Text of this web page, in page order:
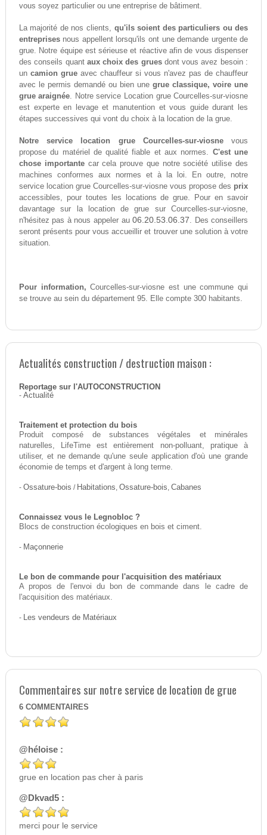
vous soyez particulier ou une entreprise de bâtiment.
La majorité de nos clients, qu'ils soient des particuliers ou des
entreprisesnous appellent lorsqu'ils ont une demande urgente de
grue. Notre équipe est sérieuse et réactive afin de vous dispenser
des conseils quant aux choix des gruesdont vous avez besoin :
un camion grueavec chauffeur si vous n'avez pas de chauffeur
avec le permis demandé ou bien unegrue classique, voire une
grue araignée. Notre service Location grue Courcelles-sur-viosne
est experte en levage et manutention et vous guide durant les
étapes successives qui vont du choix à la location de la grue.
Notre service location grue Courcelles-sur-viosnevous
propose du matériel de qualité fiable et aux normes. C'est une
chose importantecar cela prouve que notre société utilise des
machines conformes aux normes et à la loi. En outre, notre
service location grue Courcelles-sur-viosne vous propose des prix
accessibles, pour toutes les locations de grue. Pour en savoir
davantage sur la location de grue sur Courcelles-sur-viosne,
n'hésitez pas à nous appeler au06.20.53.06.37. Des conseillers
seront présents pour vous accueillir et trouver une solution à votre
situation.
Pour information, Courcelles-sur-viosne est une commune qui
se trouve au sein du département 95. Elle compte 300 habitants.
Actualités construction / destruction maison :
Reportage sur l'AUTOCONSTRUCTION
- Actualité
Traitement et protection du bois
Produit composé de substances végétales et minérales
naturelles, LifeTime est entièrement non-polluant, pratique à
utiliser, et ne demande qu'une seule application d'où une grande
économie de temps et d'argent à long terme.
- Ossature-bois / Habitations, Ossature-bois, Cabanes
Connaissez vous le Legnobloc ?
Blocs de construction écologiques en bois et ciment.
- Maçonnerie
Le bon de commande pour l'acquisition des matériaux
A propos de l'envoi du bon de commande dans le cadre de
l'acquisition des matériaux.
- Les vendeurs de Matériaux
Commentaires sur notre service de location de grue
6 COMMENTAIRES
@héloise :
grue en location pas cher à paris
@Dkvad5 :
merci pour le service